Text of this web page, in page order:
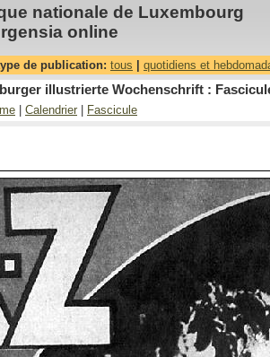
nationale de Luxembourg
online
de publication: tous quotidiens et
illustrierte Wochenschrift :
Calendrier Fascicule